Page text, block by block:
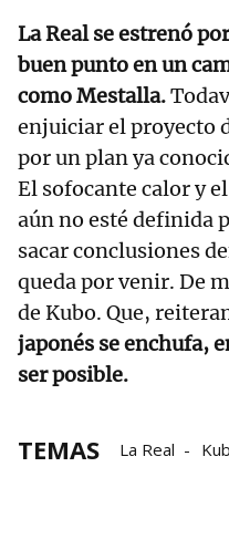
La Real se estrenó
buen punto en un
como Mestalla.
enjuiciar el proyecto
por un plan ya
El sofocante calor y
aún no esté definida
sacar conclusiones
queda por venir. De
de Kubo. Que,
japonés se enchufa,
ser posible.
TEMAS La Real